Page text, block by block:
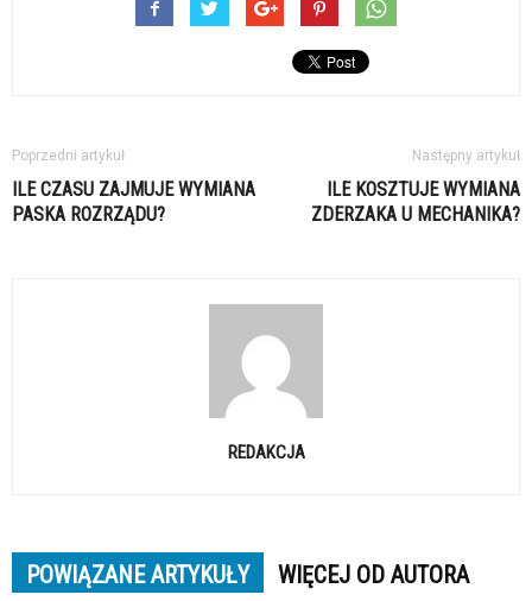
Poprzedni artykuł
ILE CZASU ZAJMUJE WYMIANA
PASKA ROZRZĄDU?
Następny artykuł
ILE KOSZTUJE WYMIANA
ZDERZAKA U MECHANIKA?
REDAKCJA
POWIĄZANE ARTYKUŁY WIĘCEJ OD AUTORA